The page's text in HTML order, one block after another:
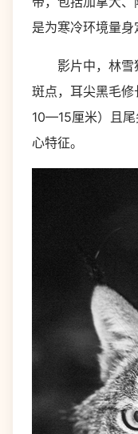
是为寒冷环境量身
影片中，林雪
斑点，耳尖黑毛
10—15厘米）且
心特征。